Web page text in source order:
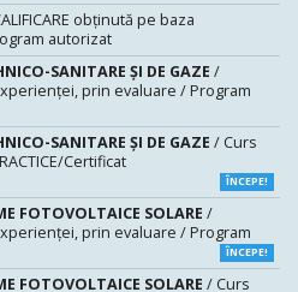
obținută pe baza
autorizat
SANITARE ȘI DE GAZE /
prin evaluare / Program
SANITARE ŞI DE GAZE / Curs
Certificat
ÎNCEPE!
FOTOVOLTAICE SOLARE /
prin evaluare / Program
ÎNCEPE!
FOTOVOLTAICE SOLARE / Curs